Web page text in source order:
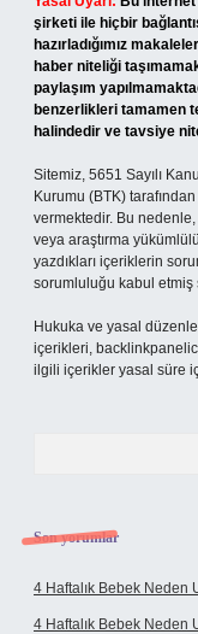
şirketi ile hiçbir
hazırladığımız
haber niteliği
paylaşım
benzerlikleri tamamen
halindedir ve tavsiye
Sitemiz, 5651 Sayılı
Kurumu (BTK)
vermektedir. Bu
veya araştırma
yazdıkları içeriklerin
sorumluluğu kabul etmiş
Hukuka ve yasal
içerikleri,
ilgili içerikler yasal süre
Son yorumlar
4 Haftalık Bebek Neden
4 Haftalık Bebek Neden